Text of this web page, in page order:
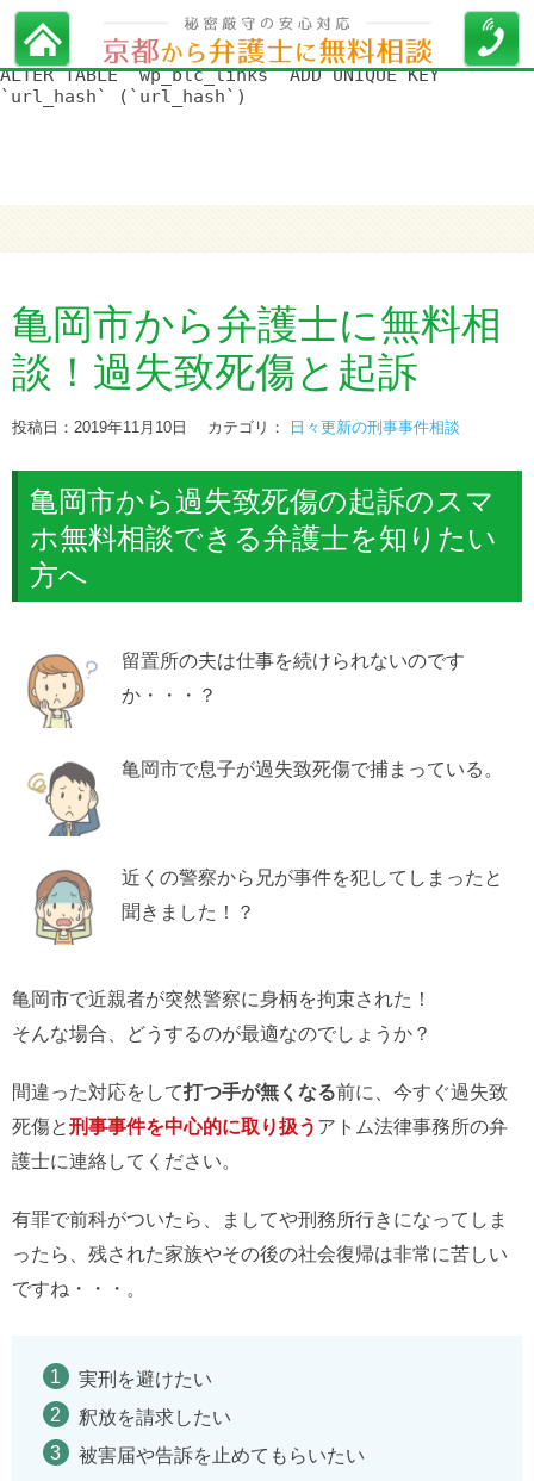
WordPress データベースエラー:[Duplicate entry '' for key
'url_hash']
ALTER TABLE `wp_blc_links` ADD UNIQUE KEY
`url_hash` (`url_hash`)
亀岡市から弁護士に無料相
談！過失致死傷と起訴
投稿日：2019年11月10日 カテゴリ： 日々更新の刑事事件相談
亀岡市から過失致死傷の起訴のスマ
ホ無料相談できる弁護士を知りたい
方へ
留置所の夫は仕事を続けられないのです
か・・・？
亀岡市で息子が過失致死傷で捕まっている。
近くの警察から兄が事件を犯してしまったと
聞きました！？
亀岡市で近親者が突然警察に身柄を拘束された！
そんな場合、どうするのが最適なのでしょうか？
間違った対応をして打つ手が無くなる前に、今すぐ過失致
死傷と刑事事件を中心的に取り扱う アトム法律事務所の弁
護士に連絡してください。
有罪で前科がついたら、ましてや刑務所行きになってしま
ったら、残された家族やその後の社会復帰は非常に苦しい
ですね・・・。
実刑を避けたい
釈放を請求したい
被害届や告訴を止めてもらいたい